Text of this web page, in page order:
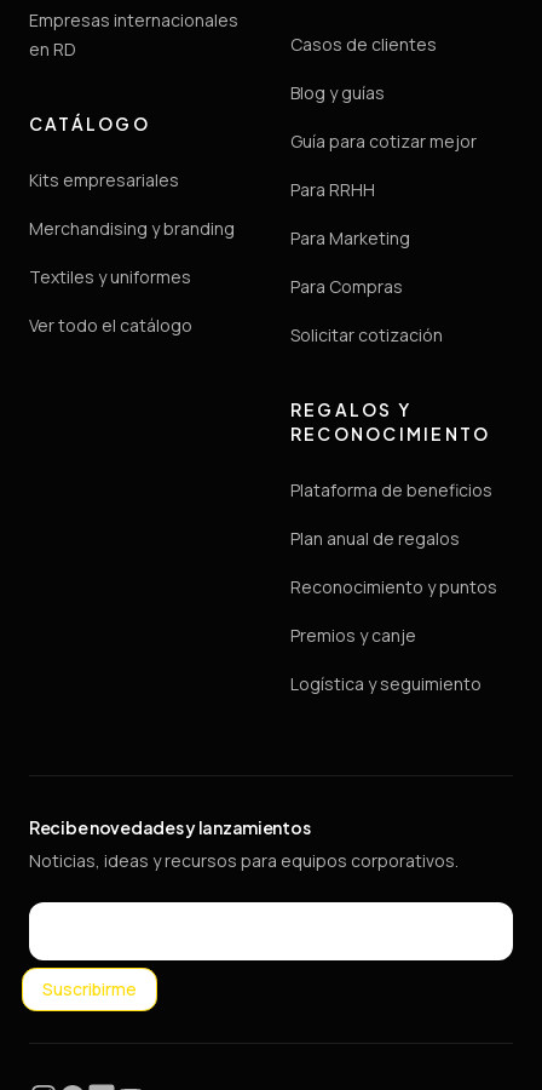
Empresas internacionales
en RD
CATÁLOGO
Kits empresariales
Merchandising y branding
Textiles y uniformes
Ver todo el catálogo
Casos de clientes
Blog y guías
Guía para cotizar mejor
Para RRHH
Para Marketing
Para Compras
Solicitar cotización
REGALOS Y
RECONOCIMIENTO
Plataforma de beneficios
Plan anual de regalos
Reconocimiento y puntos
Premios y canje
Logística y seguimiento
Recibe novedades y lanzamientos
Noticias, ideas y recursos para equipos corporativos.
Email
Suscribirme